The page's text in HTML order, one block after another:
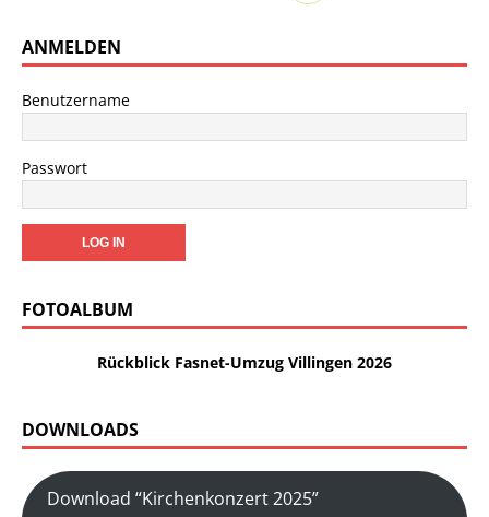
ANMELDEN
Benutzername
Passwort
FOTOALBUM
Rückblick Fasnet-Umzug Villingen 2026
DOWNLOADS
Download “Kirchenkonzert 2025”